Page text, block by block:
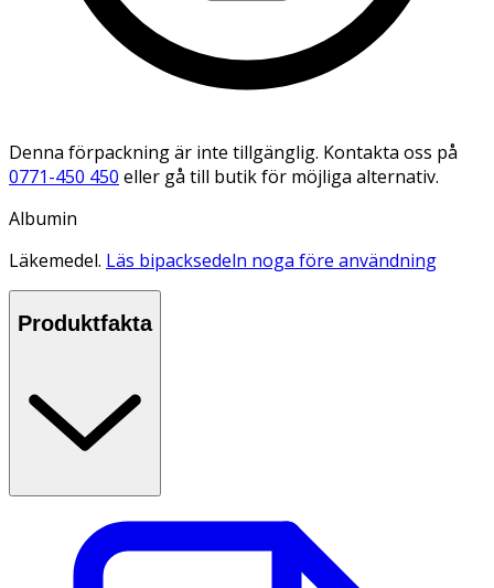
Denna förpackning är inte tillgänglig. Kontakta oss på
0771-450 450 eller gå till butik för möjliga alternativ.
Albumin
Läkemedel. Läs bipacksedeln noga före användning
Produktfakta